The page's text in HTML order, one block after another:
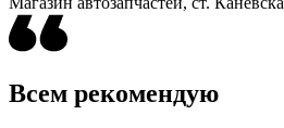
Всем рекомендую